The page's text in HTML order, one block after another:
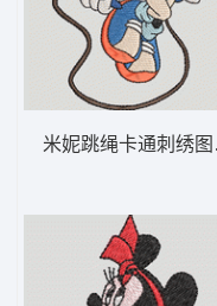
米妮跳绳卡通刺绣